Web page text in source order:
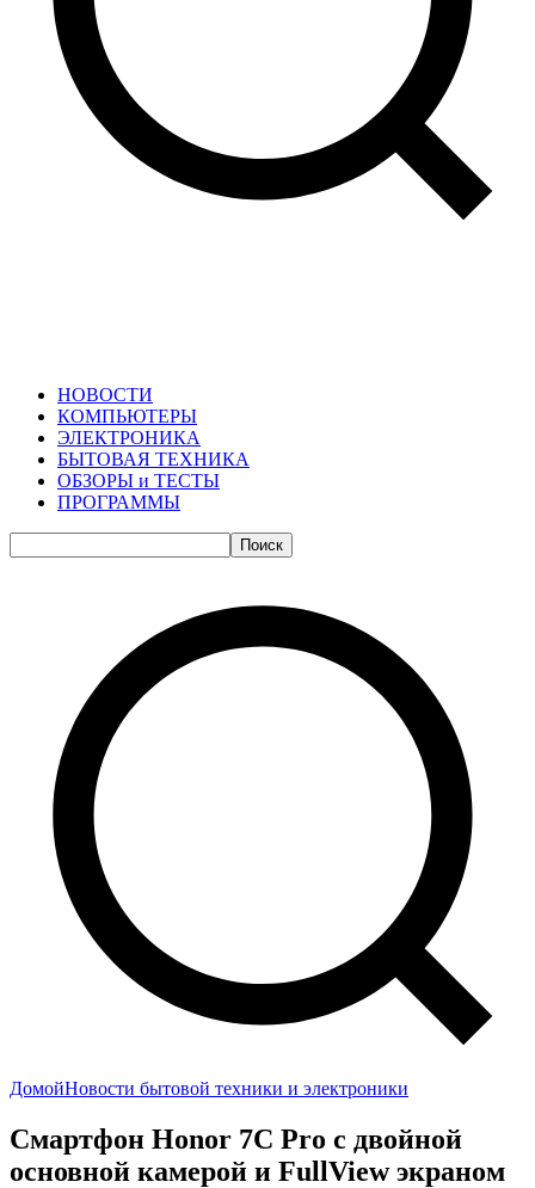
НОВОСТИ
КОМПЬЮТЕРЫ
ЭЛЕКТРОНИКА
БЫТОВАЯ ТЕХНИКА
ОБЗОРЫ и ТЕСТЫ
ПРОГРАММЫ
Поиск
ДомойНовости бытовой техники и электроники
Смартфон Honor 7C Pro с двойной
основной камерой и FullView экраном